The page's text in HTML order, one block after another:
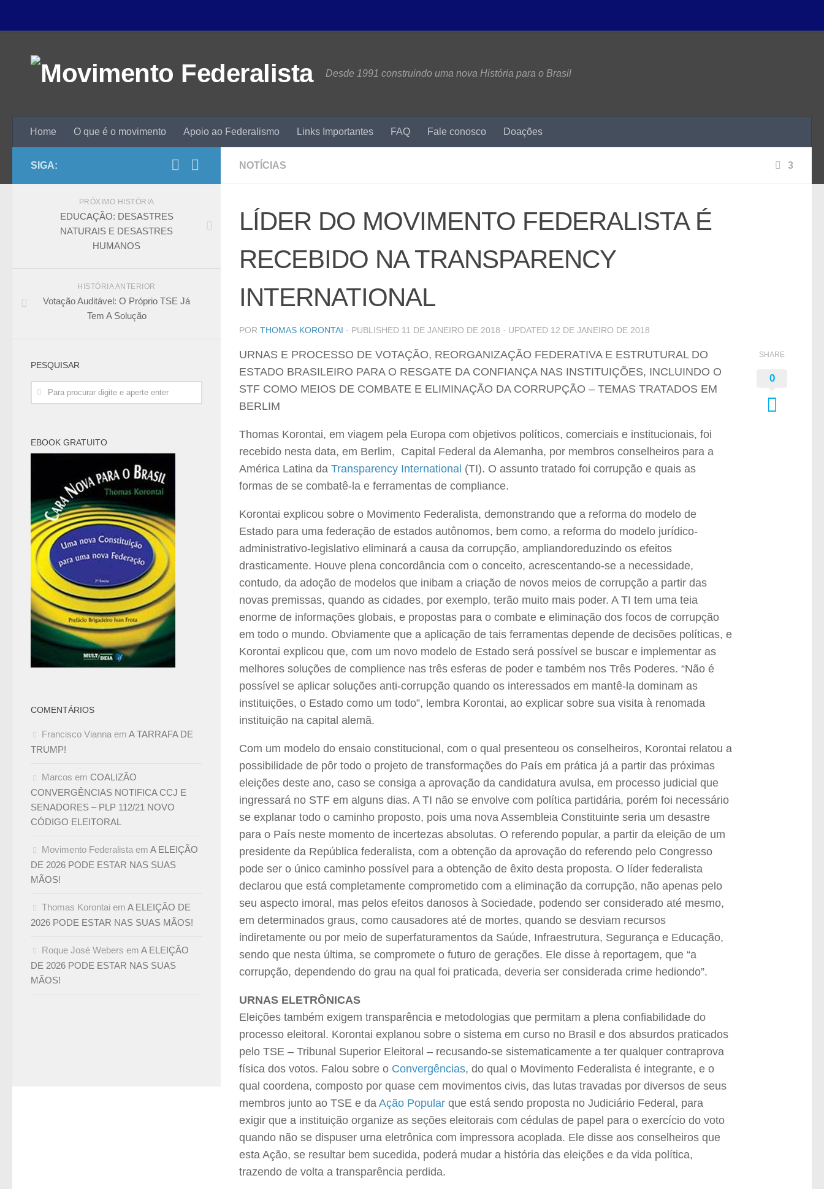
Desde 1991 construindo uma nova História para o Brasil
Home O que é o movimento Apoio ao Federalismo Links Importantes FAQ Fale conosco Doações
NOTÍCIAS 3
LÍDER DO MOVIMENTO FEDERALISTA É
RECEBIDO NA TRANSPARENCY
INTERNATIONAL
POR THOMAS KORONTAI · PUBLISHED 11 DE JANEIRO DE 2018 · UPDATED 12 DE JANEIRO DE 2018
URNAS E PROCESSO DE VOTAÇÃO, REORGANIZAÇÃO FEDERATIVA E ESTRUTURAL DO
ESTADO BRASILEIRO PARA O RESGATE DA CONFIANÇA NAS INSTITUIÇÕES, INCLUINDO O
STF COMO MEIOS DE COMBATE E ELIMINAÇÃO DA CORRUPÇÃO – TEMAS TRATADOS EM
BERLIM
Thomas Korontai, em viagem pela Europa com objetivos políticos, comerciais e institucionais, foi
recebido nesta data, em Berlim, Capital Federal da Alemanha, por membros conselheiros para a
América Latina da Transparency International (TI). O assunto tratado foi corrupção e quais as
formas de se combatê-la e ferramentas de compliance.
Korontai explicou sobre o Movimento Federalista, demonstrando que a reforma do modelo de
Estado para uma federação de estados autônomos, bem como, a reforma do modelo jurídico-
administrativo-legislativo eliminará a causa da corrupção, ampliandoreduzindo os efeitos
drasticamente. Houve plena concordância com o conceito, acrescentando-se a necessidade,
contudo, da adoção de modelos que inibam a criação de novos meios de corrupção a partir das
novas premissas, quando as cidades, por exemplo, terão muito mais poder. A TI tem uma teia
enorme de informações globais, e propostas para o combate e eliminação dos focos de corrupção
em todo o mundo. Obviamente que a aplicação de tais ferramentas depende de decisões políticas, e
Korontai explicou que, com um novo modelo de Estado será possível se buscar e implementar as
melhores soluções de complience nas três esferas de poder e também nos Três Poderes. “Não é
possível se aplicar soluções anti-corrupção quando os interessados em mantê-la dominam as
instituições, o Estado como um todo”, lembra Korontai, ao explicar sobre sua visita à renomada
instituição na capital alemã.
Com um modelo do ensaio constitucional, com o qual presenteou os conselheiros, Korontai relatou a
possibilidade de pôr todo o projeto de transformações do País em prática já a partir das próximas
eleições deste ano, caso se consiga a aprovação da candidatura avulsa, em processo judicial que
ingressará no STF em alguns dias. A TI não se envolve com política partidária, porém foi necessário
se explanar todo o caminho proposto, pois uma nova Assembleia Constituinte seria um desastre
para o País neste momento de incertezas absolutas. O referendo popular, a partir da eleição de um
presidente da República federalista, com a obtenção da aprovação do referendo pelo Congresso
pode ser o único caminho possível para a obtenção de êxito desta proposta. O líder federalista
declarou que está completamente comprometido com a eliminação da corrupção, não apenas pelo
seu aspecto imoral, mas pelos efeitos danosos à Sociedade, podendo ser considerado até mesmo,
em determinados graus, como causadores até de mortes, quando se desviam recursos
indiretamente ou por meio de superfaturamentos da Saúde, Infraestrutura, Segurança e Educação,
sendo que nesta última, se compromete o futuro de gerações. Ele disse à reportagem, que “a
corrupção, dependendo do grau na qual foi praticada, deveria ser considerada crime hediondo”.
URNAS ELETRÔNICAS
Eleições também exigem transparência e metodologias que permitam a plena confiabilidade do
processo eleitoral. Korontai explanou sobre o sistema em curso no Brasil e dos absurdos praticados
pelo TSE – Tribunal Superior Eleitoral – recusando-se sistematicamente a ter qualquer contraprova
física dos votos. Falou sobre o Convergências, do qual o Movimento Federalista é integrante, e o
qual coordena, composto por quase cem movimentos civis, das lutas travadas por diversos de seus
membros junto ao TSE e da Ação Popular que está sendo proposta no Judiciário Federal, para
exigir que a instituição organize as seções eleitorais com cédulas de papel para o exercício do voto
quando não se dispuser urna eletrônica com impressora acoplada. Ele disse aos conselheiros que
esta Ação, se resultar bem sucedida, poderá mudar a história das eleições e da vida política,
trazendo de volta a transparência perdida.
SHARE
0
SIGA:
PRÓXIMO HISTÓRIA
EDUCAÇÃO: DESASTRES
NATURAIS E DESASTRES
HUMANOS
HISTÓRIA ANTERIOR
Votação Auditável: O Próprio TSE Já
Tem A Solução
PESQUISAR
EBOOK GRATUITO
COMENTÁRIOS
Francisco Vianna em A TARRAFA DE
TRUMP!
Marcos em COALIZÃO
CONVERGÊNCIAS NOTIFICA CCJ E
SENADORES – PLP 112/21 NOVO
CÓDIGO ELEITORAL
Movimento Federalista em A ELEIÇÃO
DE 2026 PODE ESTAR NAS SUAS
MÃOS!
Thomas Korontai em A ELEIÇÃO DE
2026 PODE ESTAR NAS SUAS MÃOS!
Roque José Webers em A ELEIÇÃO
DE 2026 PODE ESTAR NAS SUAS
MÃOS!